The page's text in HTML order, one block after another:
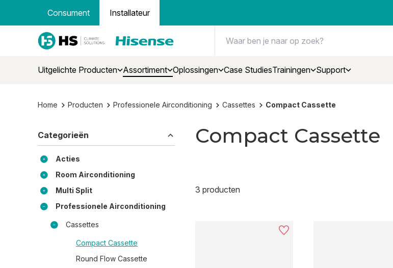
Consument Installateur
Uitgelichte Producten Assortiment Oplossingen Case StudiesTrainingen Support
Home Producten Professionele Airconditioning Cassettes Compact Cassette
Categorieën
Acties
Room Airconditioning
Multi Split
Professionele Airconditioning
Cassettes
Compact Cassette
Round Flow Cassette
Compact Cassette
3 producten